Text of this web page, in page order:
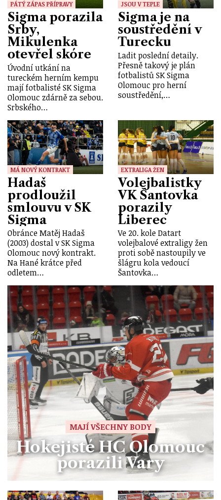
PÁTÝ ZÁPAS PŘÍPRAVY
Sigma porazila
Srby,
Mikulenka
otevřel skóre
Úvodní utkání na
tureckém herním kempu
mají fotbalisté SK Sigma
Olomouc zdárně za sebou.
Srbského…
JSOU V TEPLE
Sigma je na
soustředění v
Turecku
Ladit poslední detaily.
Přesně takový je plán
fotbalistů SK Sigma
Olomouc pro herní
soustředění,…
MÁ NOVÝ KONTRAKT
Hadaš
prodloužil
smlouvu v SK
Sigma
Obránce Matěj Hadaš
(2003) dostal v SK Sigma
Olomouc nový kontrakt.
Na Hané krátce před
odletem…
EXTRALIGA ŽEN
Volejbalistky
VK Šantovka
porazily
Liberec
Ve 20. kole Datart
volejbalové extraligy žen
proti sobě nastoupily ve
šlágru kola vedoucí
Šantovka…
MAJÍ VŠECHNY BODY
Hokejisté HC Olomouc
porazili Vary